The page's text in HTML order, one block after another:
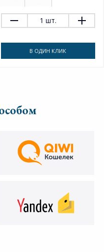
1 шт.
В ОДИН КЛИК